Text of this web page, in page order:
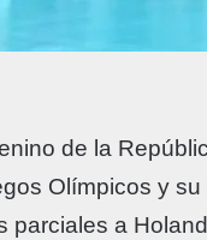
de la
Olímpicos y
a